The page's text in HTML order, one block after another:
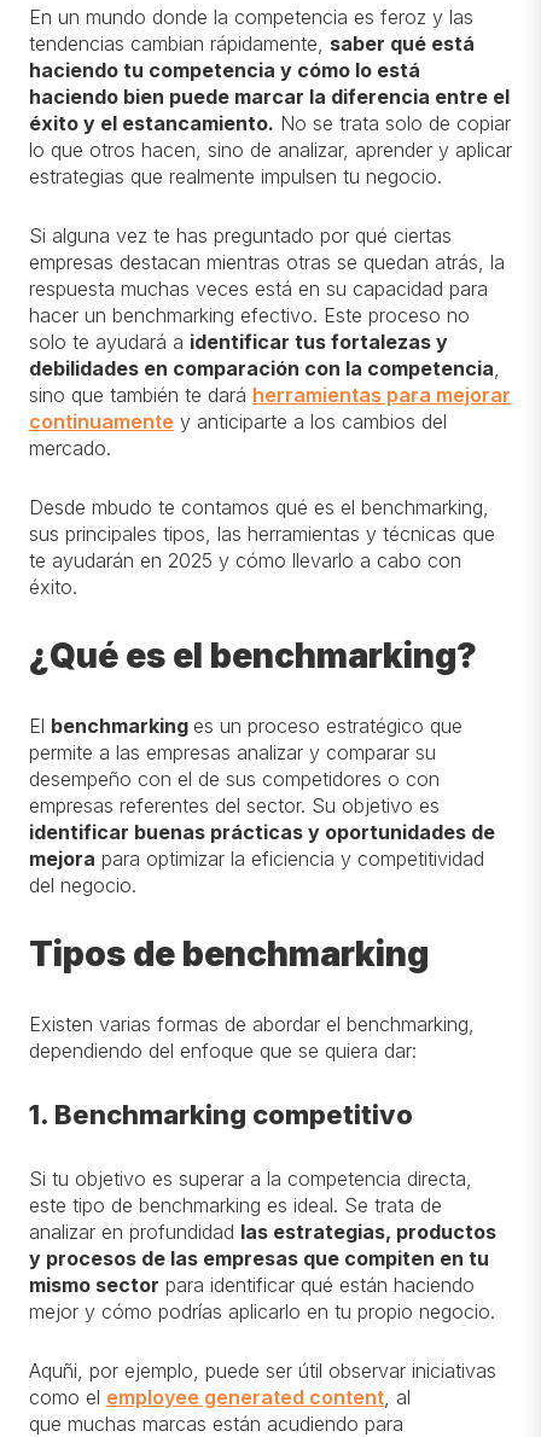
En un mundo donde la competencia es feroz y las
tendencias cambian rápidamente, saber qué está
haciendo tu competencia y cómo lo está
haciendo bien puede marcar la diferencia entre el
éxito y el estancamiento. No se trata solo de copiar
lo que otros hacen, sino de analizar, aprender y aplicar
estrategias que realmente impulsen tu negocio.
Si alguna vez te has preguntado por qué ciertas
empresas destacan mientras otras se quedan atrás, la
respuesta muchas veces está en su capacidad para
hacer un benchmarking efectivo. Este proceso no
solo te ayudará a identificar tus fortalezas y
debilidades en comparación con la competencia,
sino que también te dará herramientas para mejorar
continuamente y anticiparte a los cambios del
mercado.
Desde mbudo te contamos qué es el benchmarking,
sus principales tipos, las herramientas y técnicas que
te ayudarán en 2025 y cómo llevarlo a cabo con
éxito.
¿Qué es el benchmarking?
El benchmarking es un proceso estratégico que
permite a las empresas analizar y comparar su
desempeño con el de sus competidores o con
empresas referentes del sector. Su objetivo es
identificar buenas prácticas y oportunidades de
mejora para optimizar la eficiencia y competitividad
del negocio.
Tipos de benchmarking
Existen varias formas de abordar el benchmarking,
dependiendo del enfoque que se quiera dar:
1. Benchmarking competitivo
Si tu objetivo es superar a la competencia directa,
este tipo de benchmarking es ideal. Se trata de
analizar en profundidad las estrategias, productos
y procesos de las empresas que compiten en tu
mismo sector para identificar qué están haciendo
mejor y cómo podrías aplicarlo en tu propio negocio.
Aquñi, por ejemplo, puede ser útil observar iniciativas
como el employee generated content, al
que muchas marcas están acudiendo para